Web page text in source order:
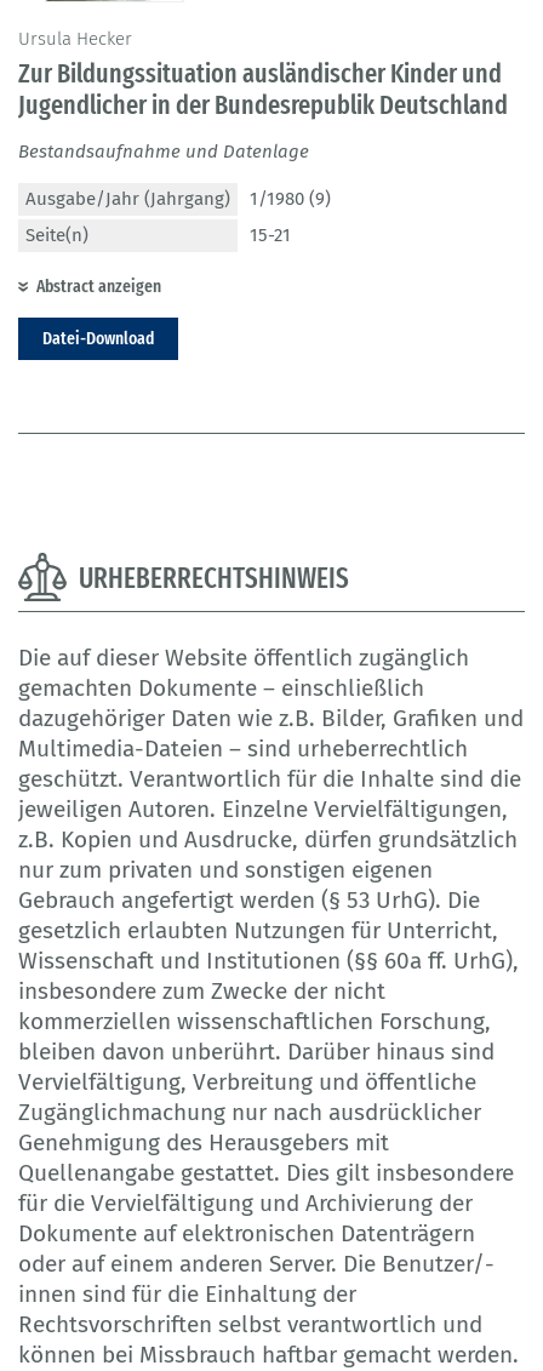
Ursula Hecker
Zur Bildungssituation ausländischer Kinder und
Jugendlicher in der Bundesrepublik Deutschland
Bestandsaufnahme und Datenlage
Ausgabe/Jahr (Jahrgang)
1/1980 (9)
Seite(n)
15-21
Abstract anzeigen
Datei-Download
URHEBERRECHTSHINWEIS
Die auf dieser Website öffentlich zugänglich
gemachten Dokumente – einschließlich
dazugehöriger Daten wie z.B. Bilder, Grafiken und
Multimedia-Dateien – sind urheberrechtlich
geschützt. Verantwortlich für die Inhalte sind die
jeweiligen Autoren. Einzelne Vervielfältigungen,
z.B. Kopien und Ausdrucke, dürfen grundsätzlich
nur zum privaten und sonstigen eigenen
Gebrauch angefertigt werden (§ 53 UrhG). Die
gesetzlich erlaubten Nutzungen für Unterricht,
Wissenschaft und Institutionen (§§ 60a ff. UrhG),
insbesondere zum Zwecke der nicht
kommerziellen wissenschaftlichen Forschung,
bleiben davon unberührt. Darüber hinaus sind
Vervielfältigung, Verbreitung und öffentliche
Zugänglichmachung nur nach ausdrücklicher
Genehmigung des Herausgebers mit
Quellenangabe gestattet. Dies gilt insbesondere
für die Vervielfältigung und Archivierung der
Dokumente auf elektronischen Datenträgern
oder auf einem anderen Server. Die Benutzer/-
innen sind für die Einhaltung der
Rechtsvorschriften selbst verantwortlich und
können bei Missbrauch haftbar gemacht werden.